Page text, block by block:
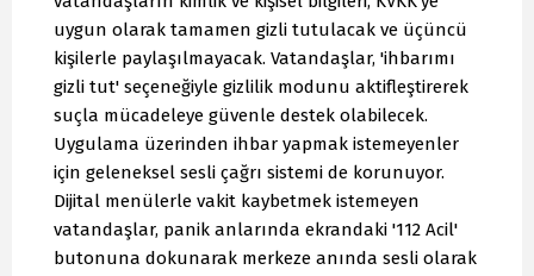
uygun olarak tamamen gizli tutulacak ve üçüncü
kişilerle paylaşılmayacak. Vatandaşlar, 'ihbarımı
gizli tut' seçeneğiyle gizlilik modunu aktifleştirerek
suçla mücadeleye güvenle destek olabilecek.
Uygulama üzerinden ihbar yapmak istemeyenler
için geleneksel sesli çağrı sistemi de korunuyor.
Dijital menülerle vakit kaybetmek istemeyen
vatandaşlar, panik anlarında ekrandaki '112 Acil'
butonuna dokunarak merkeze anında sesli olarak